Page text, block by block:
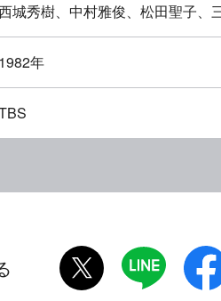
城秀樹、中村雅俊、松田聖子、
1982年
twitter LINE